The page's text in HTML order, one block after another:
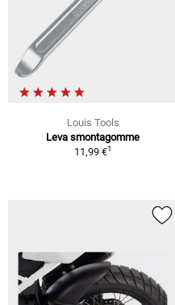
Louis Tools
Leva smontagomme
11,99 €1